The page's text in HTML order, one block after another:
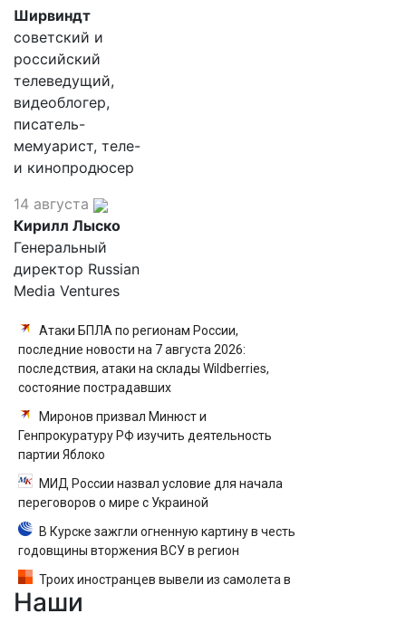
Ширвиндт
советский и
российский
телеведущий,
видеоблогер,
писатель-
мемуарист, теле-
и кинопродюсер
14 августа
Кирилл Лыско
Генеральный
директор Russian
Media Ventures
Атаки БПЛА по регионам России,
последние новости на 7 августа 2026:
последствия, атаки на склады Wildberries,
состояние пострадавших
Миронов призвал Минюст и
Генпрокуратуру РФ изучить деятельность
партии Яблоко
МИД России назвал условие для начала
переговоров о мире с Украиной
В Курске зажгли огненную картину в честь
годовщины вторжения ВСУ в регион
Троих иностранцев вывели из самолета в
Екатеринбурге после кражи денег у
Наши